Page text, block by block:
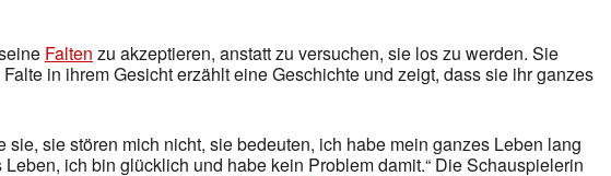
Falten zu akzeptieren, anstatt zu versuchen, sie los zu werden. Sie
in ihrem Gesicht erzählt eine Geschichte und zeigt, dass sie ihr ganzes
sie, sie stören mich nicht, sie bedeuten, ich habe mein ganzes Leben lang
ich bin glücklich und habe kein Problem damit.“ Die Schauspielerin